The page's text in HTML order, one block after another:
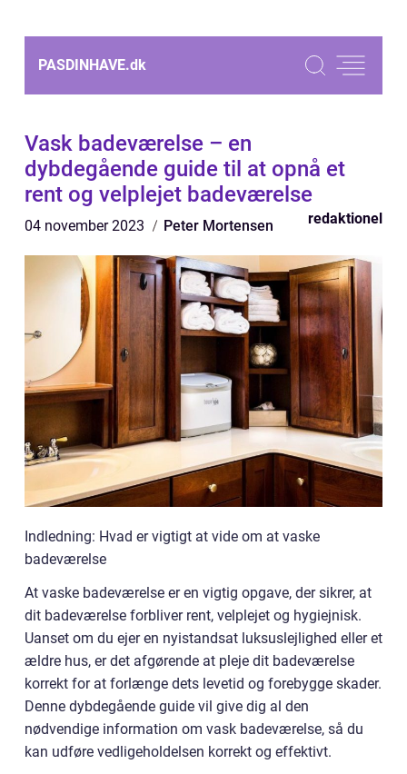
PASDINHAVE.dk
Vask badeværelse – en
dybdegående guide til at opnå et
rent og velplejet badeværelse
04 november 2023 Peter Mortensen redaktionel
Indledning: Hvad er vigtigt at vide om at vaske
badeværelse
At vaske badeværelse er en vigtig opgave, der sikrer, at
dit badeværelse forbliver rent, velplejet og hygiejnisk.
Uanset om du ejer en nyistandsat luksuslejlighed eller et
ældre hus, er det afgørende at pleje dit badeværelse
korrekt for at forlænge dets levetid og forebygge skader.
Denne dybdegående guide vil give dig al den
nødvendige information om vask badeværelse, så du
kan udføre vedligeholdelsen korrekt og effektivt.